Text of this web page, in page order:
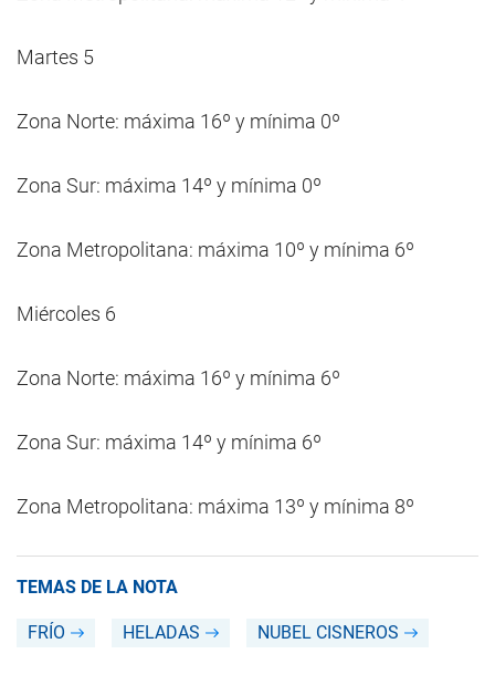
Martes 5
Zona Norte: máxima 16º y mínima 0º
Zona Sur: máxima 14º y mínima 0º
Zona Metropolitana: máxima 10º y mínima 6º
Miércoles 6
Zona Norte: máxima 16º y mínima 6º
Zona Sur: máxima 14º y mínima 6º
Zona Metropolitana: máxima 13º y mínima 8º
TEMAS DE LA NOTA
FRÍO HELADAS NUBEL CISNEROS